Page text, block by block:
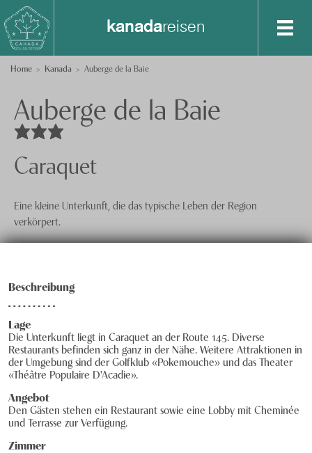
kanadareisen
Destinationen
Alberta
Québec
Vancouver Island
Spezialisten-Team
Feedback
Events
Knecht Gruppe
AGB
Jobs
knecht
Home Kanada Auberge de la Baie
Auberge de la Baie
Caraquet
Eine kleine Unterkunft, die das typische Leben der Region
verkörpert.
Beschreibung
Lage
Die Unterkunft liegt in Caraquet an der Route 145. Diverse
Restaurants befinden sich ganz in der Nähe. Weitere Attraktionen in
der Umgebung sind der Golfklub «Pokemouche» und das Theater
«Théâtre Populaire D'Acadie».
Angebot
Den Gästen stehen ein Restaurant sowie eine Lobby mit Cheminée
und Terrasse zur Verfügung.
Zimmer